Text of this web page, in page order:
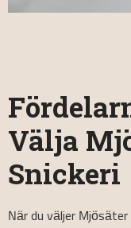
Välja
Snickeri
När du väljer Mjösäter